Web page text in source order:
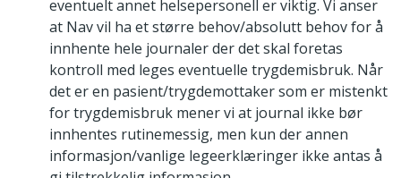
eventuelt annet helsepersonell er viktig. Vi anser
at Nav vil ha et større behov/absolutt behov for å
innhente hele journaler der det skal foretas
kontroll med leges eventuelle trygdemisbruk. Når
det er en pasient/trygdemottaker som er mistenkt
for trygdemisbruk mener vi at journal ikke bør
innhentes rutinemessig, men kun der annen
informasjon/vanlige legeerklæringer ikke antas å